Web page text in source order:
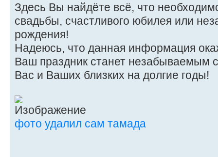
Здесь Вы найдёте всё, что
свадьбы, счастливого юбилея или
рождения!
Надеюсь, что данная информация
Ваш праздник станет незабываемым
Вас и Ваших близких на долгие годы!
фото удалил сам тамада